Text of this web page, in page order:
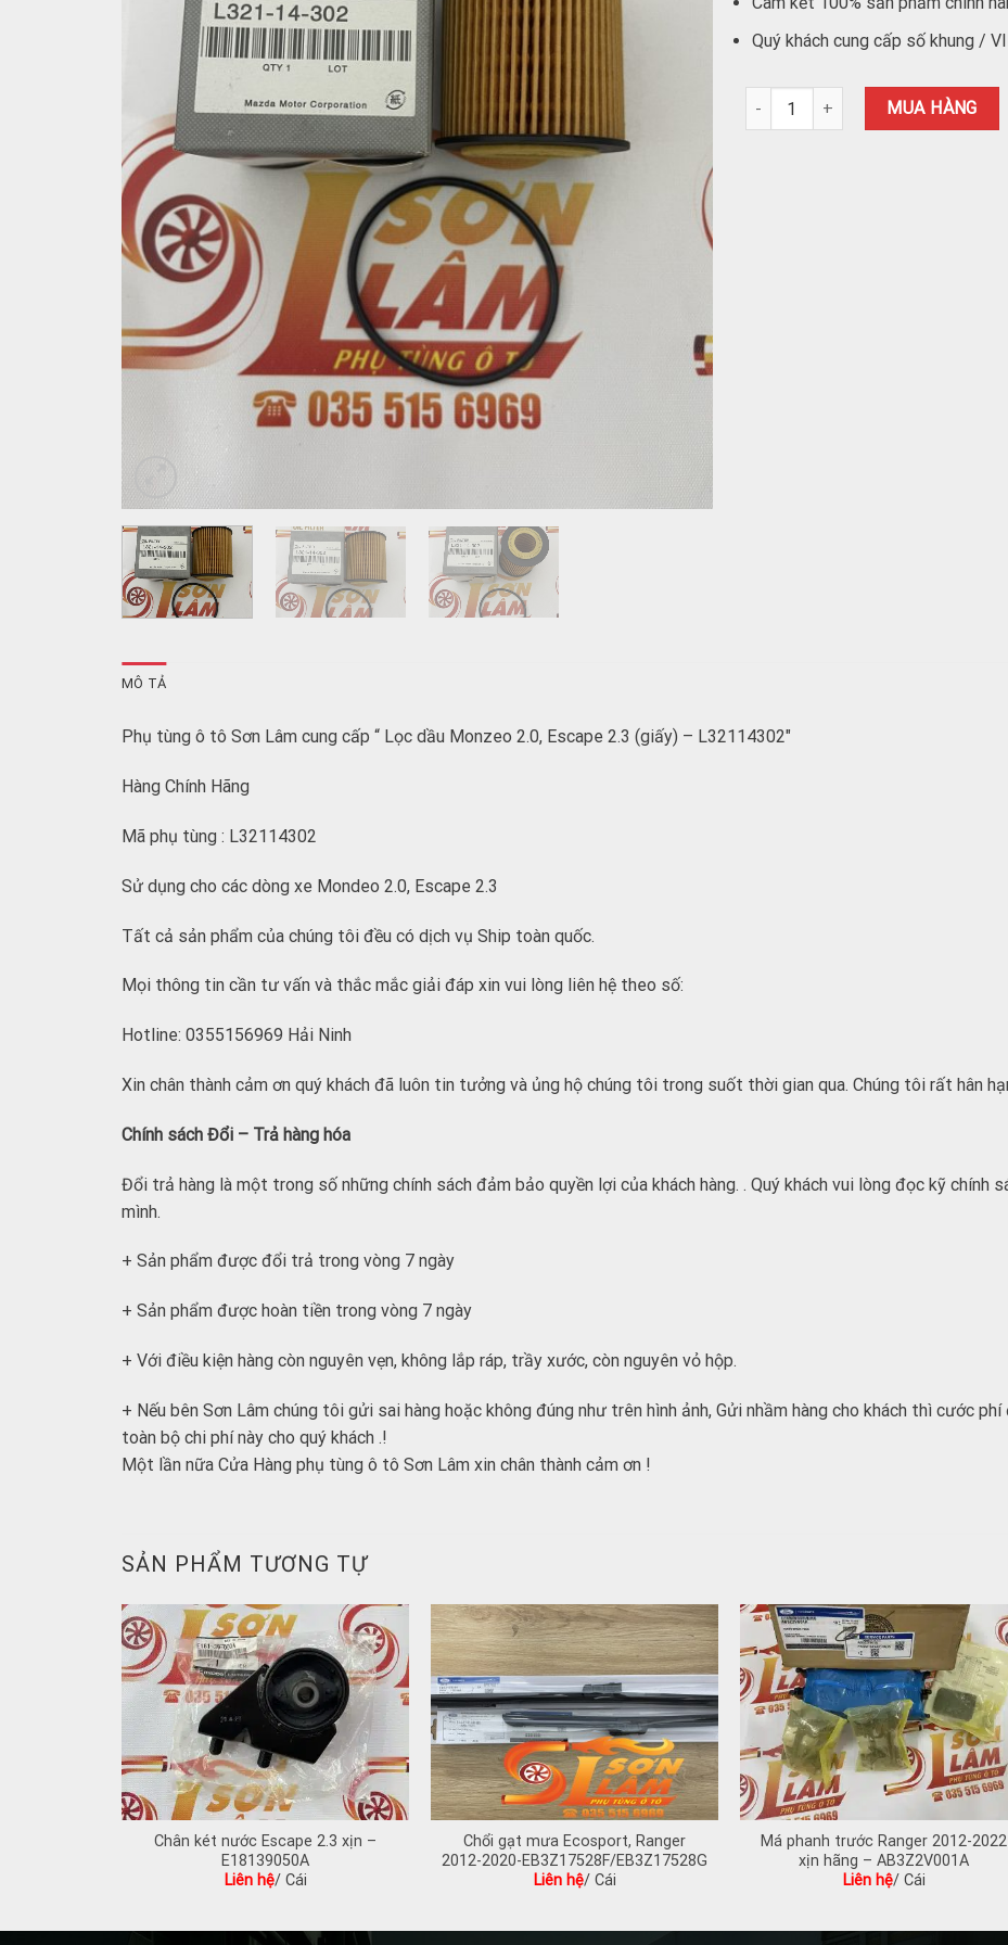
Quý khách cung cấp số khung /
Lọc dầu Mondeo 2.0, Escape 2.3
MUA HÀNG
MÔ TẢ
Phụ tùng ô tô Sơn Lâm cung cấp “ Lọc dầu Monzeo 2.0, Escape 2.3 (giấy) – L32114302″
Hàng Chính Hãng
Mã phụ tùng : L32114302
Sử dụng cho các dòng xe Mondeo 2.0, Escape 2.3
Tất cả sản phẩm của chúng tôi đều có dịch vụ Ship toàn quốc.
Mọi thông tin cần tư vấn và thắc mắc giải đáp xin vui lòng liên hệ theo số:
Hotline: 0355156969 Hải Ninh
Xin chân thành cảm ơn quý khách đã luôn tin tưởng và ủng hộ chúng tôi trong suốt thời gian qua. Chúng tôi rất hân
Chính sách Đổi – Trả hàng hóa
Đổi trả hàng là một trong số những chính sách đảm bảo quyền lợi của khách hàng. . Quý khách vui lòng đọc kỹ chính
mình.
+ Sản phẩm được đổi trả trong vòng 7 ngày
+ Sản phẩm được hoàn tiền trong vòng 7 ngày
+ Với điều kiện hàng còn nguyên vẹn, không lắp ráp, trầy xước, còn nguyên vỏ hộp.
+ Nếu bên Sơn Lâm chúng tôi gửi sai hàng hoặc không đúng như trên hình ảnh, Gửi nhầm hàng cho khách thì cước
toàn bộ chi phí này cho quý khách .!
Một lần nữa Cửa Hàng phụ tùng ô tô Sơn Lâm xin chân thành cảm ơn !
SẢN PHẨM TƯƠNG TỰ
Chân két nước Escape 2.3 xịn –
E18139050A
Liên hệ/ Cái
Chổi gạt mưa Ecosport, Ranger
2012-2020-EB3Z17528F/EB3Z17528G
Liên hệ/ Cái
Má phanh trước Ranger 2012-2022
xịn hãng – AB3Z2V001A
Liên hệ/ Cái